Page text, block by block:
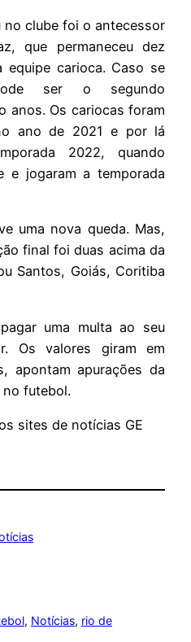
no clube foi o antecessor
que permaneceu dez
equipe carioca. Caso se
ser o segundo
anos. Os cariocas foram
ano de 2021 e por lá
2022, quando
e jogaram a temporada
uma nova queda. Mas,
final foi duas acima da
Santos, Goiás, Coritiba
uma multa ao seu
Os valores giram em
apontam apurações da
no futebol.
sites de notícias GE
, Notícias, rio de